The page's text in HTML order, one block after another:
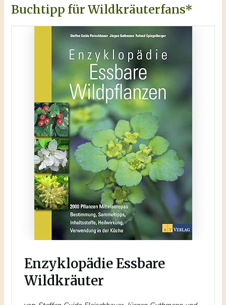
Buchtipp für Wildkräuterfans*
Enzyklopädie Essbare
Wildkräuter